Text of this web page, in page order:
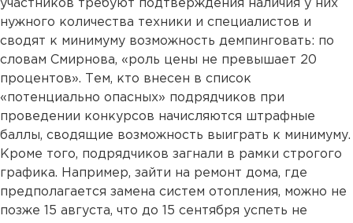
участников требуют подтверждения наличия у них
нужного количества техники и специалистов и
сводят к минимуму возможность демпинговать: по
словам Смирнова, «роль цены не превышает 20
процентов». Тем, кто внесен в список
«потенциально опасных» подрядчиков при
проведении конкурсов начисляются штрафные
баллы, сводящие возможность выиграть к минимуму.
Кроме того, подрядчиков загнали в рамки строгого
графика. Например, зайти на ремонт дома, где
предполагается замена систем отопления, можно не
позже 15 августа, что до 15 сентября успеть не